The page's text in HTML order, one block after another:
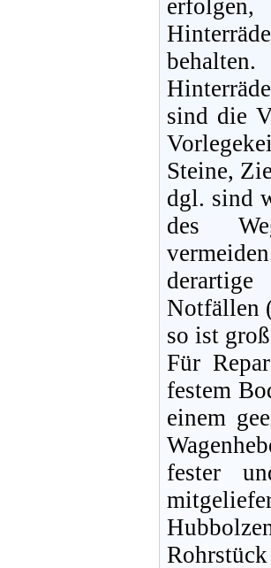
sind die
Steine,
dgl. sind
des
Notfällen
so ist
Für
festem
einem
fester